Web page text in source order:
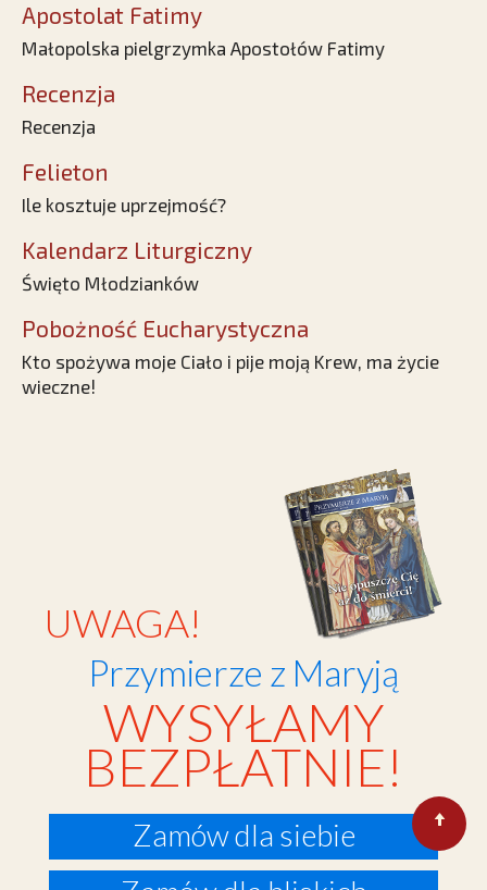
Apostolat Fatimy
Małopolska pielgrzymka Apostołów Fatimy
Recenzja
Recenzja
Felieton
Ile kosztuje uprzejmość?
Kalendarz Liturgiczny
Święto Młodzianków
Pobożność Eucharystyczna
Kto spożywa moje Ciało i pije moją Krew, ma życie
wieczne!
UWAGA!
Przymierze z Maryją
WYSYŁAMY
BEZPŁATNIE!
Zamów dla siebie